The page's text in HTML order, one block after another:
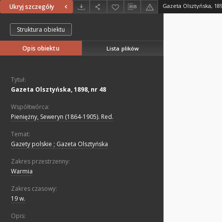
Ukryj szczegóły Gazeta Olsztyńska,
Struktura obiektu
Opis obiektu Lista plików
Tytuł:
Gazeta Olsztyńska, 1898, nr 48
Współtwórca:
Pieniężny, Seweryn (1864-1905). Red.
Temat:
Gazety polskie ; Gazeta Olsztyńska
Zakres przestrzenny:
Warmia
Zakres czasowy:
19 w.
Opis: